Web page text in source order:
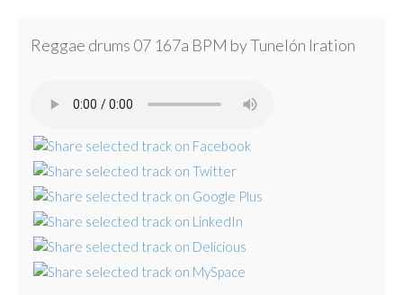
Reggae drums 07 167a BPM by Tunelón Iration